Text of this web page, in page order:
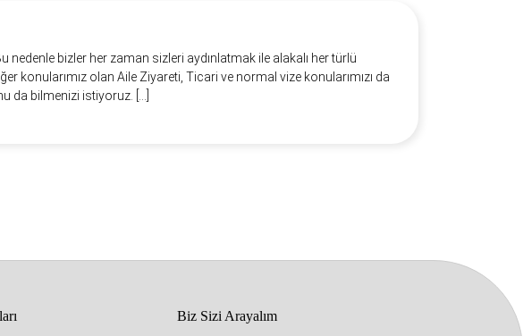
nedenle bizler her zaman sizleri aydınlatmak ile alakalı her türlü
konularımız olan Aile Ziyareti, Ticari ve normal vize konularımızı da
da bilmenizi istiyoruz. […]
Biz Sizi Arayalım